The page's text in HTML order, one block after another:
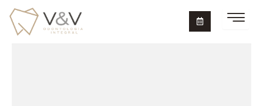
contenido